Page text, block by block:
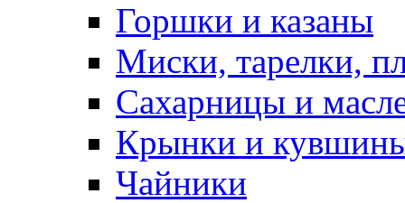
Горшки и казаны
Миски, тарелки,
Сахарницы и
Крынки и
Чайники